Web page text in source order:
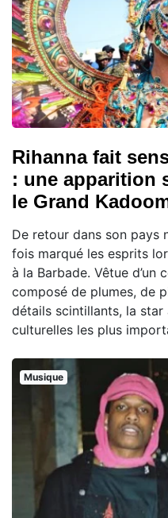
Rihanna fait
: une apparition
le Grand
De retour dans son pays
fois marqué les esprits
à la Barbade. Vêtue d’un
composé de plumes, de
détails scintillants, la star
culturelles les plus
Musique